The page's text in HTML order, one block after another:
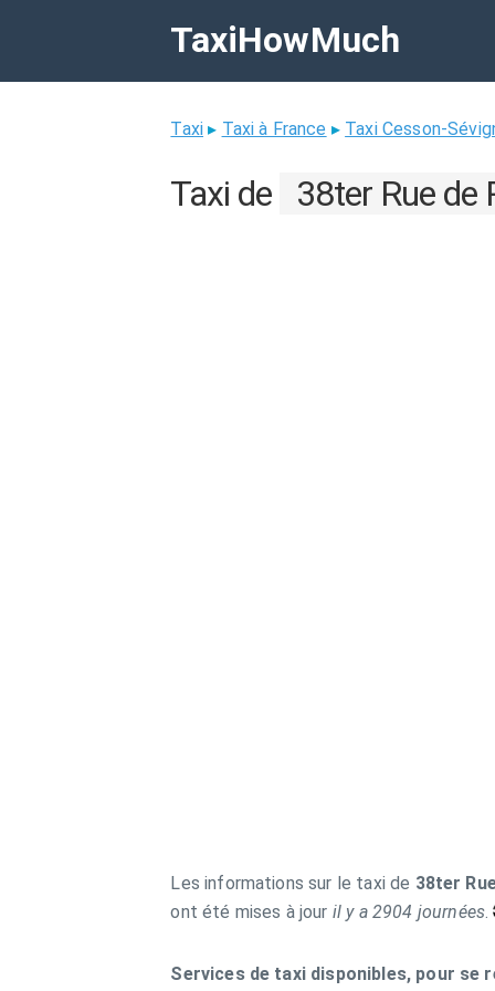
TaxiHowMuch
Taxi ▸ Taxi à France ▸ Taxi Cesson-
Taxi de 38ter Rue de
Les informations sur le taxi de 38ter
ont été mises à jour il y a 2904 journées.
Services de taxi disponibles, pour se